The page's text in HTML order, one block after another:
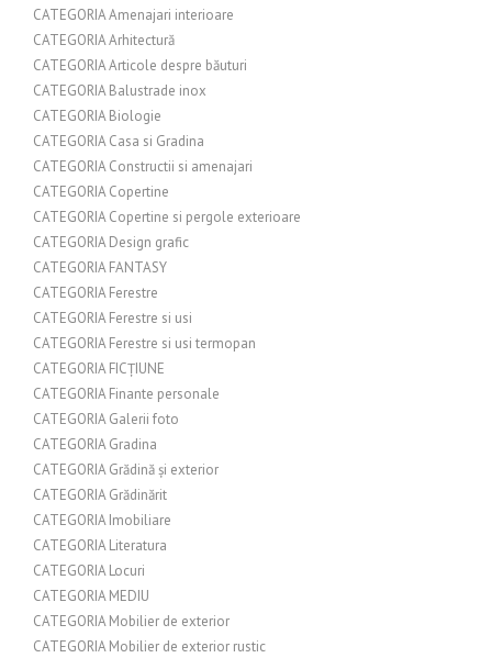
CATEGORIA Amenajari interioare
CATEGORIA Arhitectură
CATEGORIA Articole despre băuturi
CATEGORIA Balustrade inox
CATEGORIA Biologie
CATEGORIA Casa si Gradina
CATEGORIA Constructii si amenajari
CATEGORIA Copertine
CATEGORIA Copertine si pergole exterioare
CATEGORIA Design grafic
CATEGORIA FANTASY
CATEGORIA Ferestre
CATEGORIA Ferestre si usi
CATEGORIA Ferestre si usi termopan
CATEGORIA FICȚIUNE
CATEGORIA Finante personale
CATEGORIA Galerii foto
CATEGORIA Gradina
CATEGORIA Grădină și exterior
CATEGORIA Grădinărit
CATEGORIA Imobiliare
CATEGORIA Literatura
CATEGORIA Locuri
CATEGORIA MEDIU
CATEGORIA Mobilier de exterior
CATEGORIA Mobilier de exterior rustic